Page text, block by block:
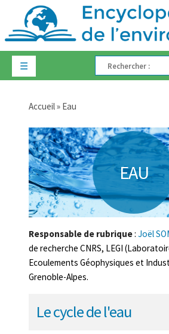
☰
Accueil» Eau
EAU
Responsable de rubrique: Joël
de recherche CNRS, LEGI
Ecoulements Géophysiques et
Grenoble-Alpes.
Le cycle de l'eau